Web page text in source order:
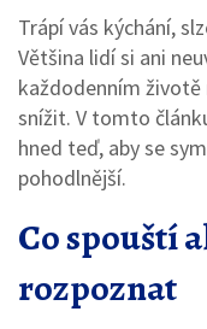
Trápí vás kýchání,
Většina lidí si ani
každodenním životě
snížit. V tomto
hned teď, aby se
pohodlnější.
Co spouští
rozpoznat